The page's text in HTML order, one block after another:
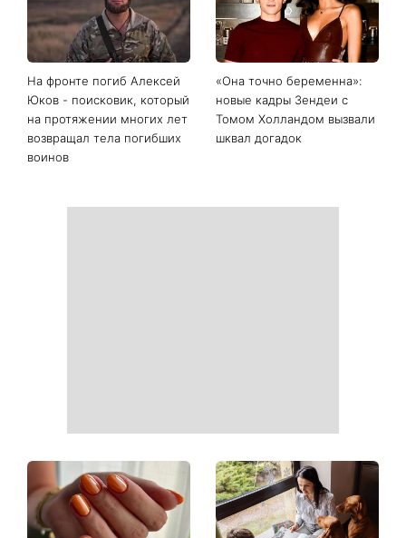
На фронте погиб Алексей
Юков - поисковик, который
на протяжении многих лет
возвращал тела погибших
воинов
«Она точно беременна»:
новые кадры Зендеи с
Томом Холландом вызвали
шквал догадок